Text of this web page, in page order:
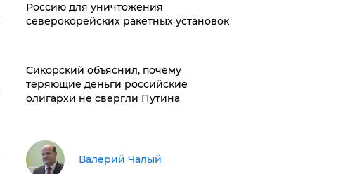
Россию для уничтожения
северокорейских ракетных установок
Сикорский объяснил, почему
теряющие деньги российские
олигархи не свергли Путина
Валерий Чалый